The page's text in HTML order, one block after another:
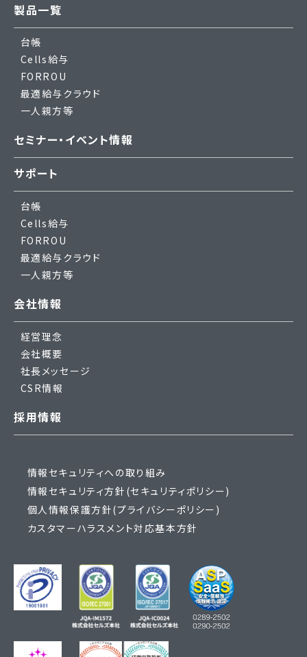
製品一覧
台帳
Cells給与
FORROU
最適給与クラウド
一人親方等
セミナー・イベント情報
サポート
台帳
Cells給与
FORROU
最適給与クラウド
一人親方等
会社情報
経営理念
会社概要
社長メッセージ
CSR情報
採用情報
情報セキュリティへの取り組み
情報セキュリティ方針(セキュリティポリシー)
個人情報保護方針(プライバシーポリシー)
カスタマーハラスメント対応基本方針